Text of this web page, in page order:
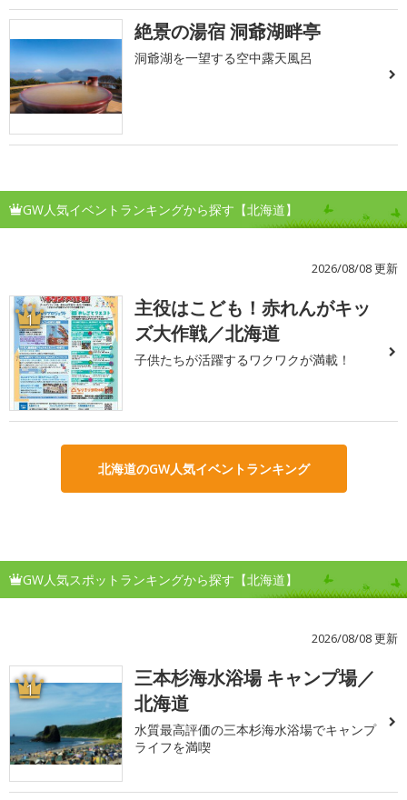
絶景の湯宿 洞爺湖畔亭
洞爺湖を一望する空中露天風呂
GW人気イベントランキングから探す【北海道】
2026/08/08 更新
1
主役はこども！赤れんがキッ
ズ大作戦／北海道
子供たちが活躍するワクワクが満載！
北海道のGW人気イベントランキング
GW人気スポットランキングから探す【北海道】
2026/08/08 更新
1
三本杉海水浴場 キャンプ場／
北海道
水質最高評価の三本杉海水浴場でキャンプ
ライフを満喫